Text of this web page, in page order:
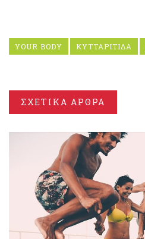
YOUR BODY ΚΥΤΤΑΡΙΤΙΔΑ
ΣΧΕΤΙΚΑ ΑΡΘΡΑ